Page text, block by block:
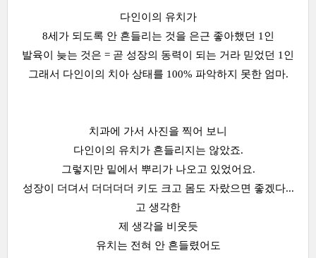
다인이의 유치가
8세가 되도록 안 흔들리는 것을 은근 좋아했던 1인
발육이 늦는 것은 = 곧 성장의 동력이 되는 거라 믿었던 1인
그래서 다인이의 치아 상태를 100% 파악하지 못한 엄마.
치과에 가서 사진을 찍어 보니
다인이의 유치가 흔들리지는 않았죠.
그렇지만 밑에서 뿌리가 나오고 있었어요.
성장이 더뎌서 더더더더 키도 크고 몸도 자랐으면 좋겠다...
고 생각한
제 생각을 비웃듯
유치는 전혀 안 흔들렸어도